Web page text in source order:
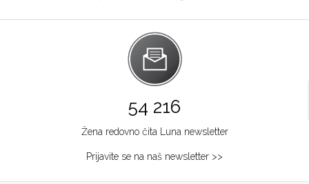
54 216
Žena redovno čita Luna newsletter
Prijavite se na naš newsletter >>